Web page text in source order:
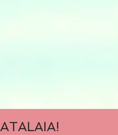
ATALAIA!